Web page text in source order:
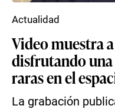
Video muestra
disfrutando una
raras en el
La grabación
Actualidad